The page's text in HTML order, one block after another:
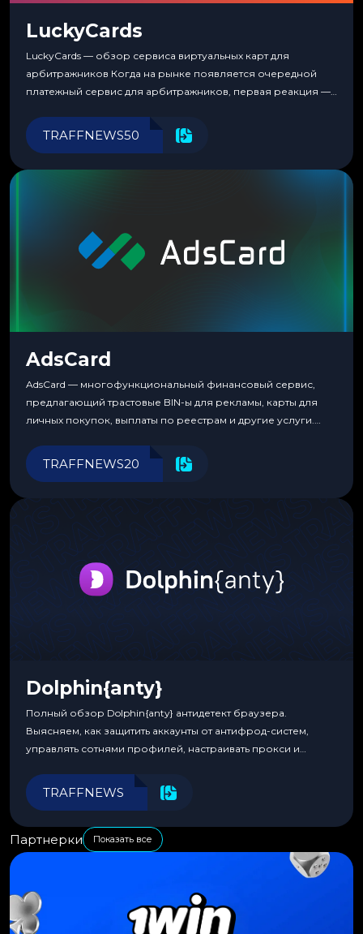
LuckyCards
LuckyCards — обзор сервиса виртуальных карт для
арбитражников Когда на рынке появляется очередной
платежный сервис для арбитражников, первая реакция —
перестаешь воспринимать всерьез любой новый продукт,
пока тот не докажет обратное делом. LuckyCards — история
TRAFFNEWS50
AdsCard
AdsCard — многофункциональный финансовый сервис,
предлагающий трастовые BIN-ы для рекламы, карты для
личных покупок, выплаты по реестрам и другие услуги.
инструменты для управления финансами.
TRAFFNEWS20
Dolphin{anty}
Полный обзор Dolphin{anty} антидетект браузера.
Выясняем, как защитить аккаунты от антифрод-систем,
управлять сотнями профилей, настраивать прокси и
эффективности.
TRAFFNEWS
Партнерки Показать все